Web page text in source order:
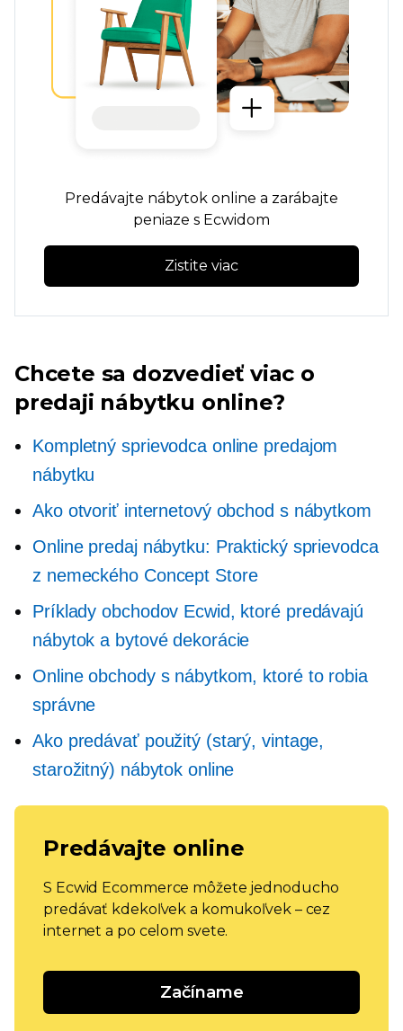
Predávajte nábytok online a zarábajte
peniaze s Ecwidom
Zistite viac
Chcete sa dozvedieť viac o
predaji nábytku online?
Kompletný sprievodca online predajom
nábytku
Ako otvoriť internetový obchod s nábytkom
Online predaj nábytku: Praktický sprievodca
z nemeckého Concept Store
Príklady obchodov Ecwid, ktoré predávajú
nábytok a bytové dekorácie
Online obchody s nábytkom, ktoré to robia
správne
Ako predávať použitý (starý, vintage,
starožitný) nábytok online
Predávajte online
S Ecwid Ecommerce môžete jednoducho
predávať kdekoľvek a komukoľvek – cez
internet a po celom svete.
Začíname